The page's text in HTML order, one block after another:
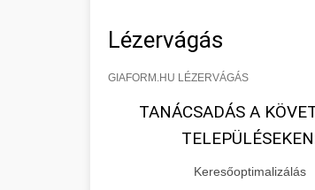
Lézervágás
GIAFORM.HU LÉZERVÁGÁS
TANÁCSADÁS A
Keresőoptimalizálás